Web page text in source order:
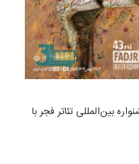
بین‌المللی تئاتر فجر با